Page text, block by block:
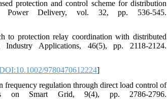
protection and control scheme for distribution
Power Delivery, vol. 32, pp. 536-545.
protection relay coordination with distributed
Applications, 46(5), pp. 2118-2124.
9780470612224]
regulation through direct load control of
on Smart Grid, 9(4), pp. 2786-2796.